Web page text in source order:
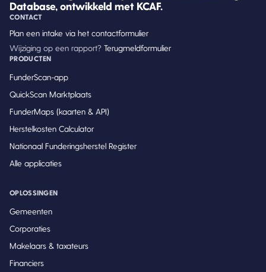
Database, ontwikkeld met KCAF.
CONTACT
Plan een intake via het contactformulier
Wijziging op een rapport? Terugmeldformulier
PRODUCTEN
FunderScan-app
QuickScan Marktplaats
FunderMaps (kaarten & API)
Herstelkosten Calculator
Nationaal Funderingsherstel Register
Alle applicaties
OPLOSSINGEN
Gemeenten
Corporaties
Makelaars & taxateurs
Financiers